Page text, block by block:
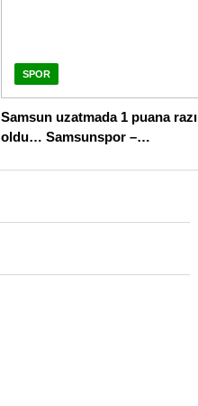
SPOR
Samsun uzatmada 1 puana razı
oldu… Samsunspor –